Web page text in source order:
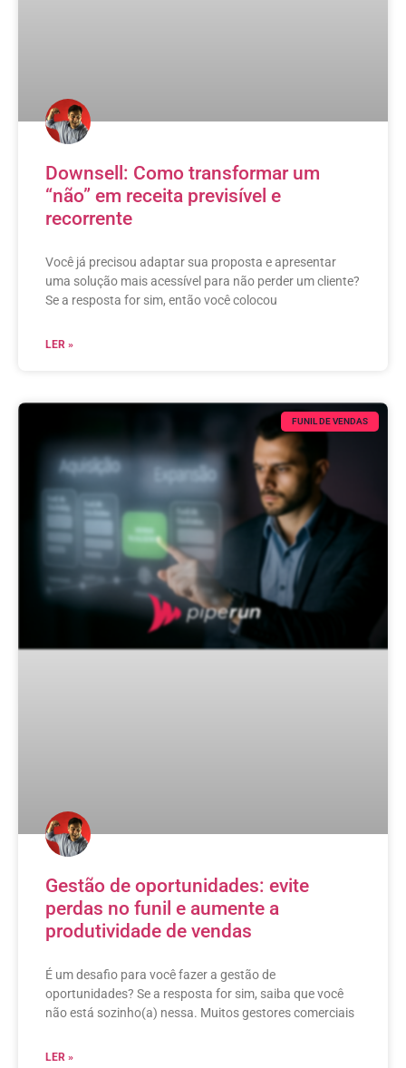
Downsell: Como transformar um
“não” em receita previsível e
recorrente
Você já precisou adaptar sua proposta e apresentar
uma solução mais acessível para não perder um cliente?
Se a resposta for sim, então você colocou
LER »
FUNIL DE VENDAS
Gestão de oportunidades: evite
perdas no funil e aumente a
produtividade de vendas
É um desafio para você fazer a gestão de
oportunidades? Se a resposta for sim, saiba que você
não está sozinho(a) nessa. Muitos gestores comerciais
LER »